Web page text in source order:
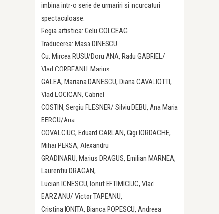
imbina intr-o serie de urmariri si incurcaturi
spectaculoase.
Regia artistica: Gelu COLCEAG
Traducerea: Masa DINESCU
Cu: Mircea RUSU/Doru ANA, Radu GABRIEL/
Vlad CORBEANU, Marius
GALEA, Mariana DANESCU, Diana CAVALIOTTI,
Vlad LOGIGAN, Gabriel
COSTIN, Sergiu FLESNER/ Silviu DEBU, Ana Maria
BERCU/Ana
COVALCIUC, Eduard CARLAN, Gigi IORDACHE,
Mihai PERSA, Alexandru
GRADINARU, Marius DRAGUS, Emilian MARNEA,
Laurentiu DRAGAN,
Lucian IONESCU, Ionut EFTIMICIUC, Vlad
BARZANU/ Victor TAPEANU,
Cristina IONITA, Bianca POPESCU, Andreea